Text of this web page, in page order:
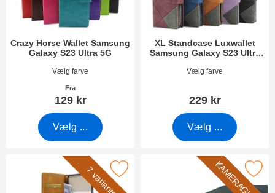
Crazy Horse Wallet Samsung
Galaxy S23 Ultra 5G
Varenr 47548Vælg farve
Fra
129 kr
Vælg ...
XL Standcase Luxwallet
Samsung Galaxy S23 Ultra
Varenr 47551Vælg farve
229 kr
Vælg ...
7 varianter
Standcase Wallet Samsung Galaxy S23 Ultra 5G som
KAMERAGLAS
Marker kameraglas Samsung